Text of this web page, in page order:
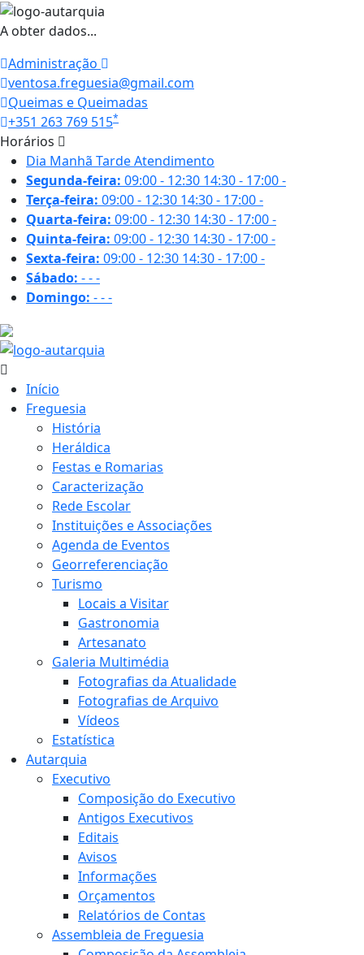
A obter dados...
Administração
ventosa.freguesia@gmail.com
Queimas e Queimadas
+351 263 769 515*
Horários
Dia Manhã TardeAtendimento
Segunda-feira: 09:00 - 12:30 14:30 - 17:00-
Terça-feira: 09:00 - 12:30 14:30 - 17:00-
Quarta-feira: 09:00 - 12:30 14:30 - 17:00-
Quinta-feira: 09:00 - 12:30 14:30 - 17:00-
Sexta-feira: 09:00 - 12:30 14:30 - 17:00-
Sábado: ---
Domingo: ---
Início
Freguesia
História
Heráldica
Festas e Romarias
Caracterização
Rede Escolar
Instituições e Associações
Agenda de Eventos
Georreferenciação
Turismo
Locais a Visitar
Gastronomia
Artesanato
Galeria Multimédia
Fotografias da Atualidade
Fotografias de Arquivo
Vídeos
Estatística
Autarquia
Executivo
Composição do Executivo
Antigos Executivos
Editais
Avisos
Informações
Orçamentos
Relatórios de Contas
Assembleia de Freguesia